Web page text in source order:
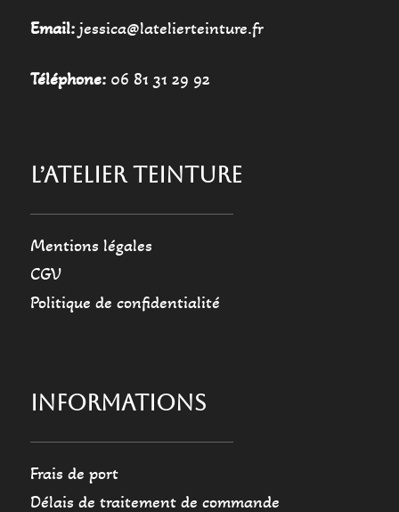
Email:jessica@latelierteinture.fr
Téléphone:06 81 31 29 92
L’ATELIER TEINTURE
Mentions légales
CGV
Politique de confidentialité
INFORMATIONS
Frais de port
Délais de traitement de commande